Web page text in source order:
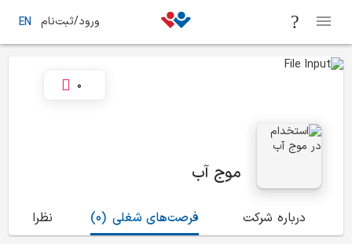
ورود/ثبت‌نام EN
موج آب
0
درباره شرکت (0) فرصت‌های شغلی نظرات